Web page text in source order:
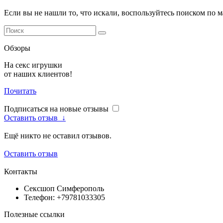
Если вы не нашли то, что искали, воспользуйтесь поиском по
Обзоры
На секс игрушки
от наших клиентов!
Почитать
Подписаться на новые отзывы
Оставить отзыв
↓
Ещё никто не оставил отзывов.
Оставить отзыв
Контакты
Сексшоп Симферополь
Телефон: +79781033305
Полезные ссылки